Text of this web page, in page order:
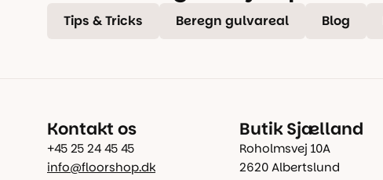
Tips & Tricks Beregn gulvareal Blog
Kontakt os
+45 25 24 45 45
info@floorshop.dk
Butik Sjælland
Roholmsvej 10A
2620 Albertslund